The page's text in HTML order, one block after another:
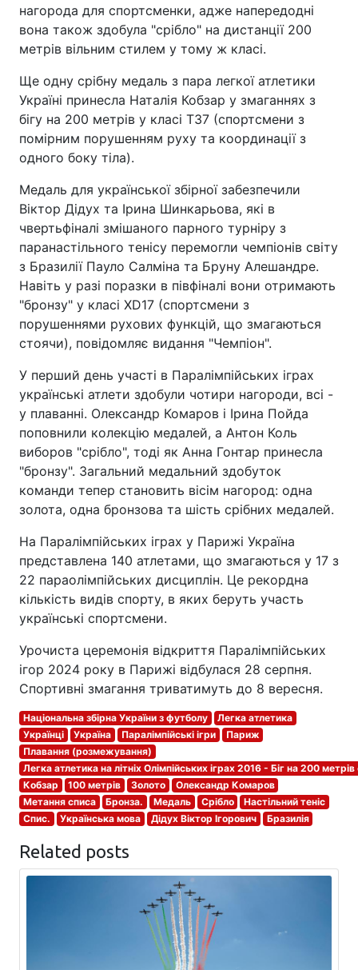
нагорода для спортсменки, адже напередодні
вона також здобула "срібло" на дистанції 200
метрів вільним стилем у тому ж класі.
Ще одну срібну медаль з пара легкої атлетики
Україні принесла Наталія Кобзар у змаганнях з
бігу на 200 метрів у класі T37 (спортсмени з
помірним порушенням руху та координації з
одного боку тіла).
Медаль для української збірної забезпечили
Віктор Дідух та Ірина Шинкарьова, які в
чвертьфіналі змішаного парного турніру з
паранастільного тенісу перемогли чемпіонів світу
з Бразилії Пауло Салміна та Бруну Алешандре.
Навіть у разі поразки в півфіналі вони отримають
"бронзу" у класі XD17 (спортсмени з
порушеннями рухових функцій, що змагаються
стоячи), повідомляє видання "Чемпіон".
У перший день участі в Паралімпійських іграх
українські атлети здобули чотири нагороди, всі -
у плаванні. Олександр Комаров і Ірина Пойда
поповнили колекцію медалей, а Антон Коль
виборов "срібло", тоді як Анна Гонтар принесла
"бронзу". Загальний медальний здобуток
команди тепер становить вісім нагород: одна
золота, одна бронзова та шість срібних медалей.
На Паралімпійських іграх у Парижі Україна
представлена 140 атлетами, що змагаються у 17 з
22 параолімпійських дисциплін. Це рекордна
кількість видів спорту, в яких беруть участь
українські спортсмени.
Урочиста церемонія відкриття Паралімпійських
ігор 2024 року в Парижі відбулася 28 серпня.
Спортивні змагання триватимуть до 8 вересня.
Національна збірна України з футболу
Легка атлетика
Українці
Україна Паралімпійські ігри
Париж
Плавання (розмежування)
Легка атлетика на літніх Олімпійських іграх 2016 - Біг на 200 метрів
Кобзар
100 метрів Золото
Олександр Комаров
Метання списа
Бронза. Медаль Срібло
Настільний теніс
Спис.
Українська мова Дідух Віктор Ігорович Бразилія
Related posts